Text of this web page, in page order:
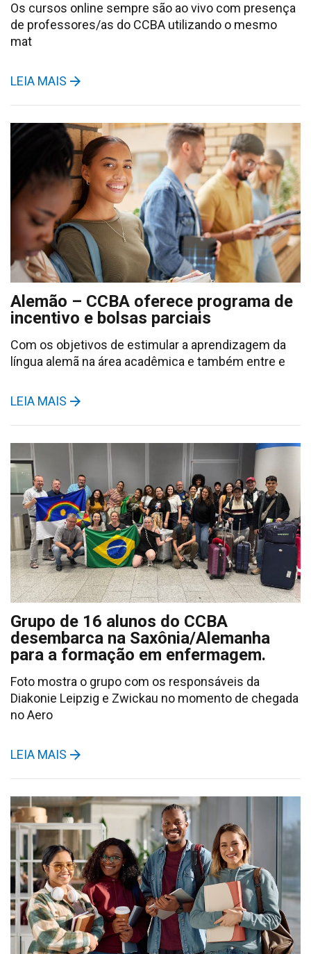
Os cursos online sempre são ao vivo com presença
de professores/as do CCBA utilizando o mesmo
mat
LEIA MAIS
Alemão – CCBA oferece programa de
incentivo e bolsas parciais
Com os objetivos de estimular a aprendizagem da
língua alemã na área acadêmica e também entre e
LEIA MAIS
Grupo de 16 alunos do CCBA
desembarca na Saxônia/Alemanha
para a formação em enfermagem.
Foto mostra o grupo com os responsáveis da
Diakonie Leipzig e Zwickau no momento de chegada
no Aero
LEIA MAIS